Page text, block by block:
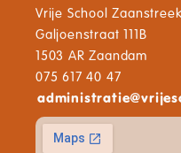
Vrije School Zaanstreek
Galjoenstraat 111B
1503 AR Zaandam
075 617 40 47
administratie@